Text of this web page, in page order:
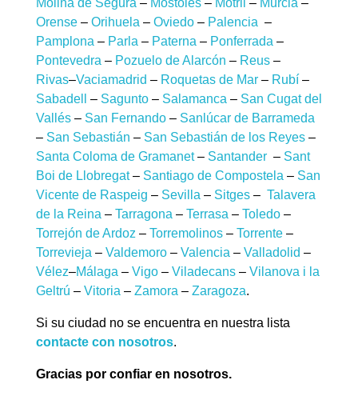
Orense – Orihuela – Oviedo – Palencia –
Pamplona – Parla – Paterna – Ponferrada –
Pontevedra – Pozuelo de Alarcón – Reus –
Rivas–Vaciamadrid – Roquetas de Mar – Rubí –
Sabadell
– Sagunto – Salamanca – San Cugat del
Vallés – San Fernando – Sanlúcar de Barrameda
– San Sebastián – San Sebastián de los Reyes –
Santa Coloma de Gramanet– Santander – Sant
Boi de Llobregat– Santiago de Compostela – San
Vicente de Raspeig – Sevilla – Sitges – Talavera
de la Reina – Tarragona – Terrasa – Toledo –
Torrejón de Ardoz – Torremolinos – Torrente –
Torrevieja – Valdemoro – Valencia – Valladolid –
Vélez–Málaga – Vigo – Viladecans – Vilanova i la
Geltrú – Vitoria – Zamora – Zaragoza.
Si su ciudad no se encuentra en nuestra lista
contacte con nosotros.
Gracias por confiar en nosotros.